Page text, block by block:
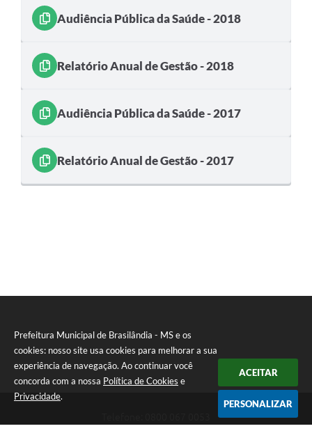
Prefeitura Municipal de Brasilândia - MS e os
cookies: nosso site usa cookies para melhorar a sua
experiência de navegação. Ao continuar você
concorda com a nossa Política de Cookies e
Privacidade.
ACEITAR
PERSONALIZAR
Audiência Pública da Saúde - 2018
Relatório Anual de Gestão - 2018
Audiência Pública da Saúde - 2017
Relatório Anual de Gestão - 2017